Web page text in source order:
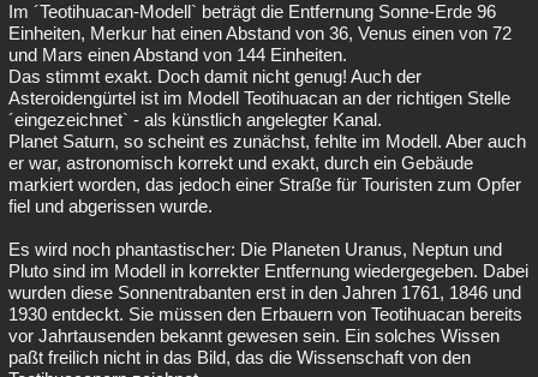
Im ´Teotihuacan-Modell` beträgt die Entfernung Sonne-Erde 96
Einheiten, Merkur hat einen Abstand von 36, Venus einen von 72
und Mars einen Abstand von 144 Einheiten.
Das stimmt exakt. Doch damit nicht genug! Auch der
Asteroidengürtel ist im Modell Teotihuacan an der richtigen Stelle
´eingezeichnet` - als künstlich angelegter Kanal.
Planet Saturn, so scheint es zunächst, fehlte im Modell. Aber auch
er war, astronomisch korrekt und exakt, durch ein Gebäude
markiert worden, das jedoch einer Straße für Touristen zum Opfer
fiel und abgerissen wurde.
Es wird noch phantastischer: Die Planeten Uranus, Neptun und
Pluto sind im Modell in korrekter Entfernung wiedergegeben. Dabei
wurden diese Sonnentrabanten erst in den Jahren 1761, 1846 und
1930 entdeckt. Sie müssen den Erbauern von Teotihuacan bereits
vor Jahrtausenden bekannt gewesen sein. Ein solches Wissen
paßt freilich nicht in das Bild, das die Wissenschaft von den